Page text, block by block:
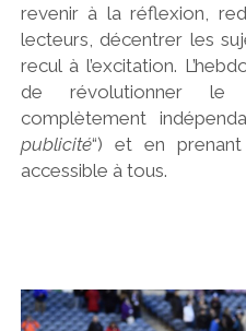
revenir à la réflexion,
lecteurs, décentrer les
recul à l’excitation.
de révolutionner le
complètement
publicité“) et en
accessible à tous.